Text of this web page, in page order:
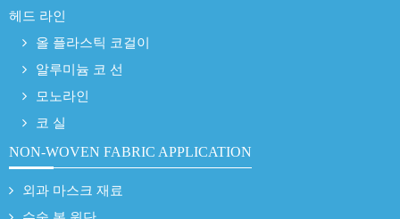
헤드 라인
올 플라스틱 코걸이
알루미늄 코 선
모노라인
코 실
NON-WOVEN FABRIC APPLICATION
외과 마스크 재료